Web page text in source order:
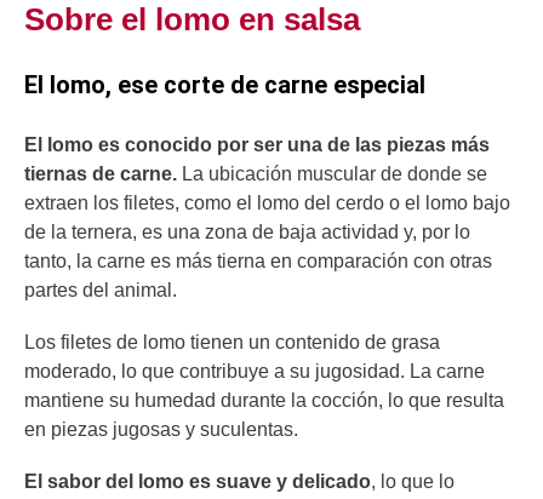
Sobre el lomo en salsa
El lomo, ese corte de carne especial
El lomo es conocido por ser una de las piezas más
tiernas de carne. La ubicación muscular de donde se
extraen los filetes, como el lomo del cerdo o el lomo bajo
de la ternera, es una zona de baja actividad y, por lo
tanto, la carne es más tierna en comparación con otras
partes del animal.
Los filetes de lomo tienen un contenido de grasa
moderado, lo que contribuye a su jugosidad. La carne
mantiene su humedad durante la cocción, lo que resulta
en piezas jugosas y suculentas.
El sabor del lomo es suave y delicado, lo que lo